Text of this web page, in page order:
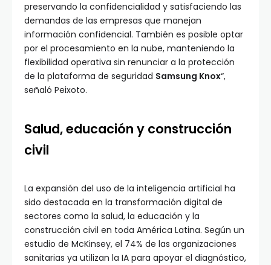
preservando la confidencialidad y satisfaciendo las
demandas de las empresas que manejan
información confidencial. También es posible optar
por el procesamiento en la nube, manteniendo la
flexibilidad operativa sin renunciar a la protección
de la plataforma de seguridad Samsung Knox“,
señaló Peixoto.
Salud, educación y construcción
civil
La expansión del uso de la inteligencia artificial ha
sido destacada en la transformación digital de
sectores como la salud, la educación y la
construcción civil en toda América Latina. Según un
estudio de McKinsey, el 74% de las organizaciones
sanitarias ya utilizan la IA para apoyar el diagnóstico,